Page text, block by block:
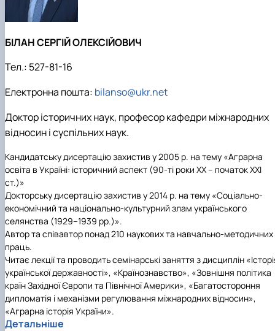
БІЛАН СЕРГІЙ ОЛЕКСІЙОВИЧ
Тел.: 527-81-16
Електронна пошта: bilanso@ukr.net
Доктор історичних наук, професор кафедри міжнародних
відносин і суспільних наук.
Кандидатську дисертаціюзахистив у2005 р. на тему «Аграрна
освіта в Україні: історичний аспект (90-ті роки ХХ – початок ХХІ
ст.)»
Докторську дисертаціюзахистив у2014 р. на тему «Соціально-
економічний та національно-культурний злам українського
селянства (1929–1939 рр.)».
Автор та співавтор понад 210 наукових та навчально-методичних
праць.
Читає лекції та проводить семінарські заняття з дисциплін
української державності», «Країнознавство», «Зовнішня політика
країн Західної Європи та Північної Америки», «Багатостороння
дипломатія і механізми регулювання міжнародних відносин»,
«Аграрна історія України».
Детальніше